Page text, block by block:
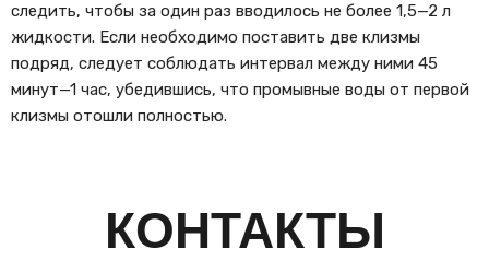
следить, чтобы за один раз вводилось не более 1,5—2 л
жидкости. Если необходимо поставить две клизмы
подряд, следует соблюдать интервал между ними 45
минут—1 час, убедившись, что промывные воды от первой
клизмы отошли полностью.
КОНТАКТЫ